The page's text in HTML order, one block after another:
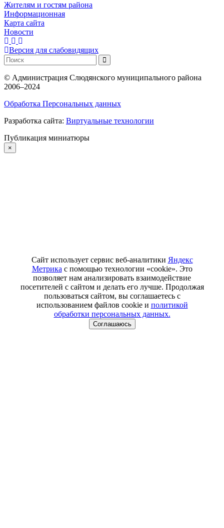
Жителям и гостям района
Информационная
Карта сайта
Новости
Версия для слабовидящих
© Администрация Слюдянского муниципального района
2006–2024
Обработка Персональных данных
Разработка сайта: Виртуальные технологии
Публикация миниатюры
×
Сайт использует сервис веб-аналитики Яндекс
Метрика с помощью технологии «cookie». Это
позволяет нам анализировать взаимодействие
посетителей с сайтом и делать его лучше. Продолжая
пользоваться сайтом, вы соглашаетесь с
использованием файлов cookie и политикой
обработки персональных данных.
Соглашаюсь